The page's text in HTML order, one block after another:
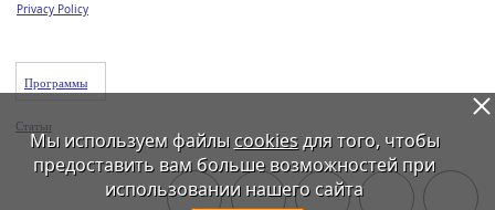
Privacy Policy
Программы
Статьи
Мы используем файлы cookiesдля того, чтобы
предоставить вам больше возможностей при
использовании нашего сайта